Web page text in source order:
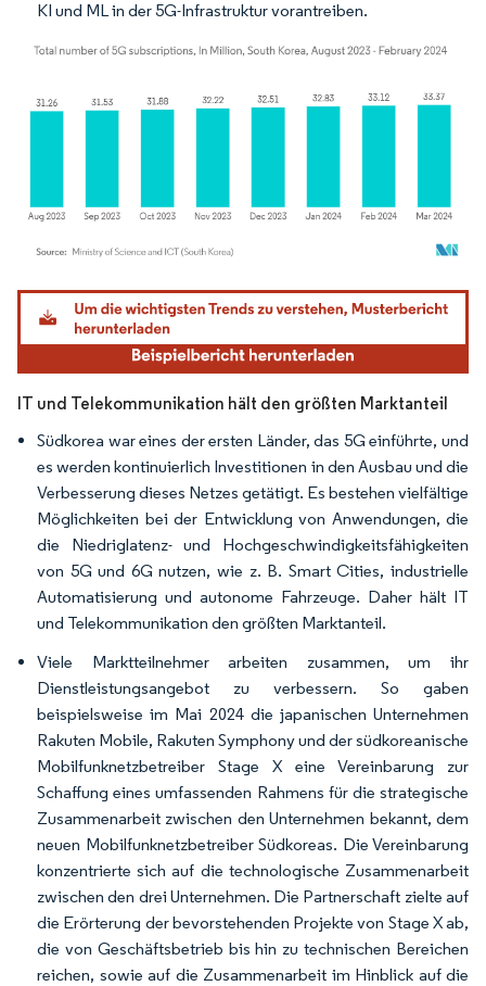
KI und ML in der 5G-Infrastruktur vorantreiben.
Bild © Mordor Intelligence. Wiederverwendung erfordert Namensnennung gemäß
IT und Telekommunikation hält den größten Marktanteil
Südkorea war eines der ersten Länder, das 5G einführte, und
es werden kontinuierlich Investitionen in den Ausbau und die
Verbesserung dieses Netzes getätigt. Es bestehen vielfältige
Möglichkeiten bei der Entwicklung von Anwendungen, die
die Niedriglatenz- und Hochgeschwindigkeitsfähigkeiten
von 5G und 6G nutzen, wie z. B. Smart Cities, industrielle
Automatisierung und autonome Fahrzeuge. Daher hält IT
und Telekommunikation den größten Marktanteil.
Viele Marktteilnehmer arbeiten zusammen, um ihr
Dienstleistungsangebot zu verbessern. So gaben
beispielsweise im Mai 2024 die japanischen Unternehmen
Rakuten Mobile, Rakuten Symphony und der südkoreanische
Mobilfunknetzbetreiber Stage X eine Vereinbarung zur
Schaffung eines umfassenden Rahmens für die strategische
Zusammenarbeit zwischen den Unternehmen bekannt, dem
neuen Mobilfunknetzbetreiber Südkoreas. Die Vereinbarung
konzentrierte sich auf die technologische Zusammenarbeit
zwischen den drei Unternehmen. Die Partnerschaft zielte auf
die Erörterung der bevorstehenden Projekte von Stage X ab,
die von Geschäftsbetrieb bis hin zu technischen Bereichen
reichen, sowie auf die Zusammenarbeit im Hinblick auf die